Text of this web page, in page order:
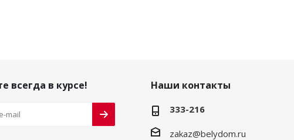
всегда в курсе! Наши контакты
333-216
zakaz@belydom.ru